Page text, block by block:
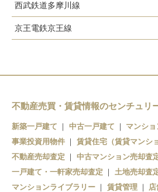
分倍河原駅
西府駅
府中本町駅
北府中駅
西武鉄道多摩川線
多磨駅
是政駅
京王電鉄京王線
多磨霊園駅
東府中駅
府中競馬正門前駅
府中駅
分倍河原駅
不動産売買・賃貸情報のセンチュリ
新築一戸建て 中古一戸建て マンショ
事業投資用物件
賃貸住宅（賃貸マンシ
不動産売却査定
中古マンション売却査
一戸建て・一軒家売却査定
土地売却査
マンションライブラリー
賃貸管理